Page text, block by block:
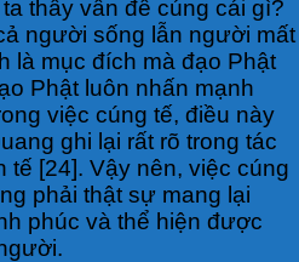
thấy vấn đề cúng cái gì?
người sống lẫn người mất
là mục đích mà đạo Phật
Phật luôn nhấn mạnh
việc cúng tế, điều này
ghi lại rất rõ trong tác
tế [24]. Vậy nên, việc cúng
phải thật sự mang lại
phúc và thể hiện được